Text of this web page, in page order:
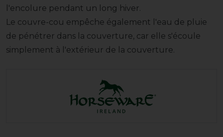
l'encolure pendant un long hiver.
Le couvre-cou empêche également l'eau de pluie
de pénétrer dans la couverture, car elle s'écoule
simplement à l'extérieur de la couverture.